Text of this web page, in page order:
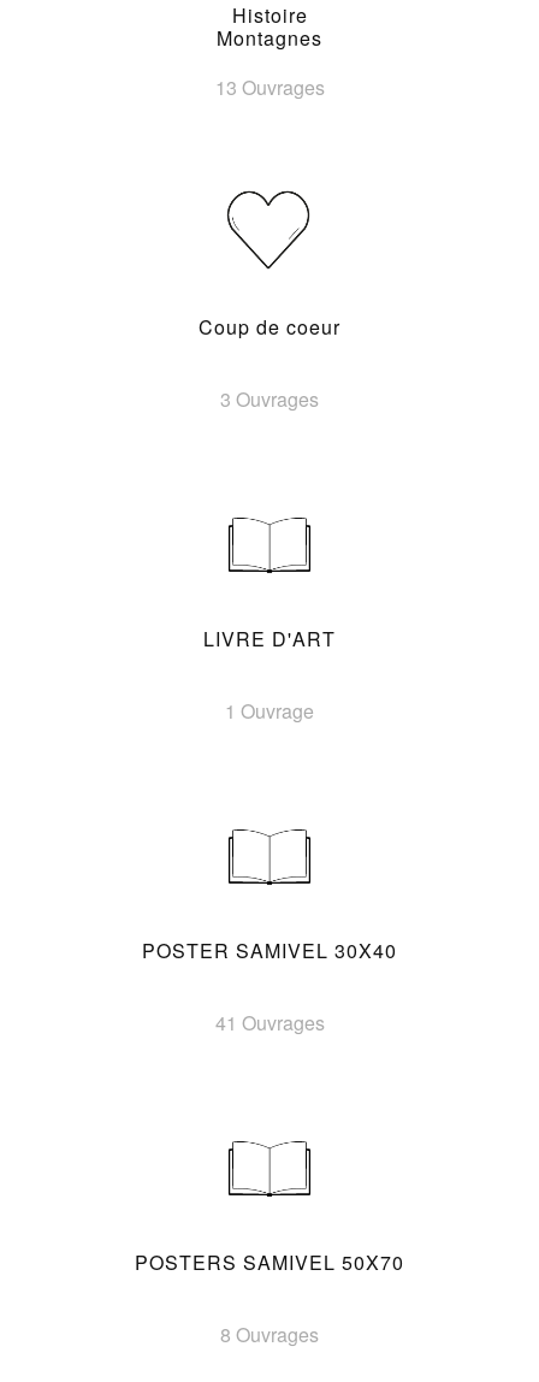
Histoire
Montagnes
13 Ouvrages
Coup de coeur
3 Ouvrages
LIVRE D'ART
1 Ouvrage
POSTER SAMIVEL 30X40
41 Ouvrages
POSTERS SAMIVEL 50X70
8 Ouvrages